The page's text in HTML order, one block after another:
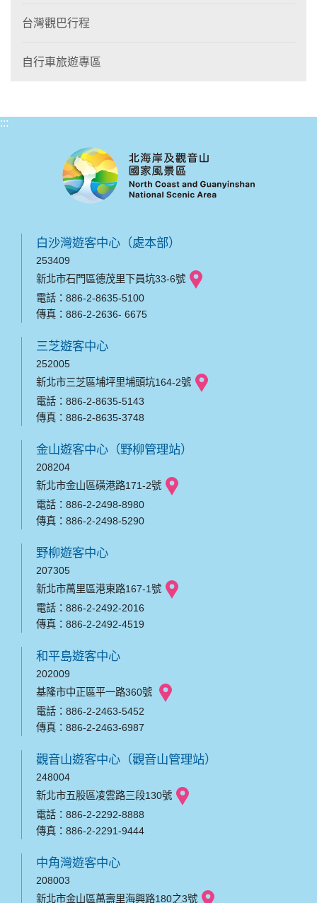
台灣觀巴行程
自行車旅遊專區
:::
白沙灣遊客中心（處本部）
253409
新北市石門區德茂里下員坑33-6號
電話：886-2-8635-5100
傳真：886-2-2636- 6675
三芝遊客中心
252005
新北市三芝區埔坪里埔頭坑164-2號
電話：886-2-8635-5143
傳真：886-2-8635-3748
金山遊客中心（野柳管理站）
208204
新北市金山區磺港路171-2號
電話：886-2-2498-8980
傳真：886-2-2498-5290
野柳遊客中心
207305
新北市萬里區港東路167-1號
電話：886-2-2492-2016
傳真：886-2-2492-4519
和平島遊客中心
202009
基隆市中正區平一路360號
電話：886-2-2463-5452
傳真：886-2-2463-6987
觀音山遊客中心（觀音山管理站）
248004
新北市五股區凌雲路三段130號
電話：886-2-2292-8888
傳真：886-2-2291-9444
中角灣遊客中心
208003
新北市金山區萬壽里海興路180之3號